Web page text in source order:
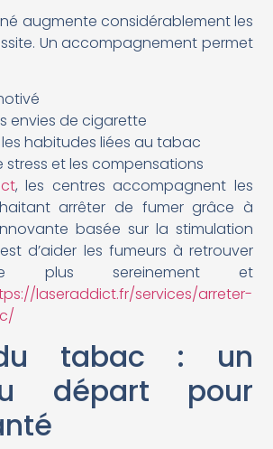
augmente considérablement les
Un accompagnement permet
envies de cigarette
les habitudes liées au tabac
stress et les compensations
, les centres accompagnent les
arrêter de fumer grâce à
basée sur la stimulation
d’aider les fumeurs à retrouver
plus sereinement et
laseraddict.fr/services/arreter-
tabac : un
départ pour